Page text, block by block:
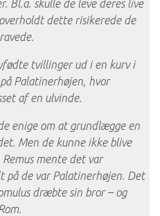
Bl.a. skulle de leve deres live
dette risikerede de
tvillinger ud i en kurv i
Palatinerhøjen, hvor
af en ulvinde.
enige om at grundlægge en
Men de kunne ikke blive
mente det var
på de var Palatinerhøjen. Det
dræbte sin bror – og